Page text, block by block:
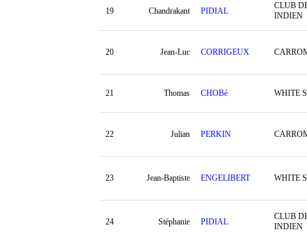
19 Chandrakant PIDIAL
CLUB
INDIEN
20 Jean-Luc CORRIGEUX
21 Thomas CHOBé WHITE
22 Julian PERKIN
23 Jean-Baptiste ENGELIBERT WHITE
24 Stéphanie PIDIAL
CLUB
INDIEN